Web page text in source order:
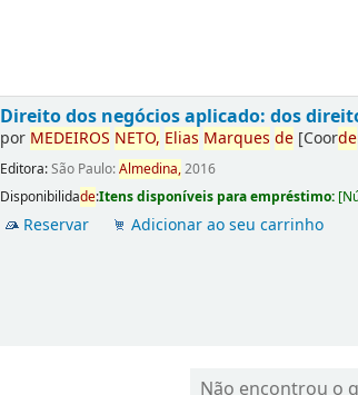
Direito dos negócios aplicado: dos
por MEDEIROS NETO, Elias Marques de [Coorde
Editora:São Paulo:Almedina,2016
Disponibilidade:Itens disponíveis para empréstimo: [
Reservar Adicionar ao seu carrinho